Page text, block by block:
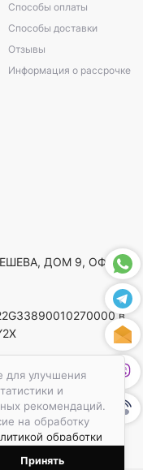
для улучшения
и
рекомендаций.
на обработку
обработки
Принять
Способы оплаты
Способы доставки
Отзывы
Информация о рассрочке
ДОМ 9, ОФ. 5,
в
Минский